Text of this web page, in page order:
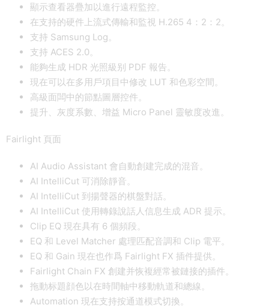
顯示查看器疊加以進行遠程監控。
在支持的硬件上流式傳輸和監視 H.265 4：2：2。
支持 Samsung Log。
支持 ACES 2.0。
能夠生成 HDR 光照級别 PDF 報告。
現在可以在多用戶項目中修改 LUT 和色彩空間。
高級面闆中的節點圖層控件。
提升、灰度系數、增益 Micro Panel 靈敏度改進。
Fairlight 頁面
AI Audio Assistant 會自動創建完成的混音。
AI IntelliCut 可消除靜音。
AI IntelliCut 到揚聲器的棋盤對話。
AI IntelliCut 使用轉錄說話人信息生成 ADR 提示。
Clip EQ 現在具有 6 個頻段。
EQ 和 Level Matcher 處理匹配音調和 Clip 電平。
EQ 和 Gain 現在也作爲 Fairlight FX 插件提供。
Fairlight Chain FX 創建并恢複經常被鏈接的插件。
拖動标題顔色以在時間軸中移動軌道和總線。
Automation 現在支持按通道模式切換。